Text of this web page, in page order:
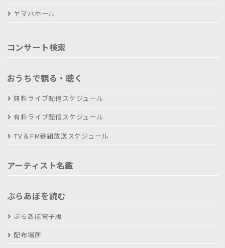
ヤマハホール
コンサート検索
おうちで観る・聴く
無料ライブ配信スケジュール
有料ライブ配信スケジュール
TV＆FM番組放送スケジュール
アーティスト名鑑
ぶらあぼを読む
ぶらあぼ電子版
配布場所